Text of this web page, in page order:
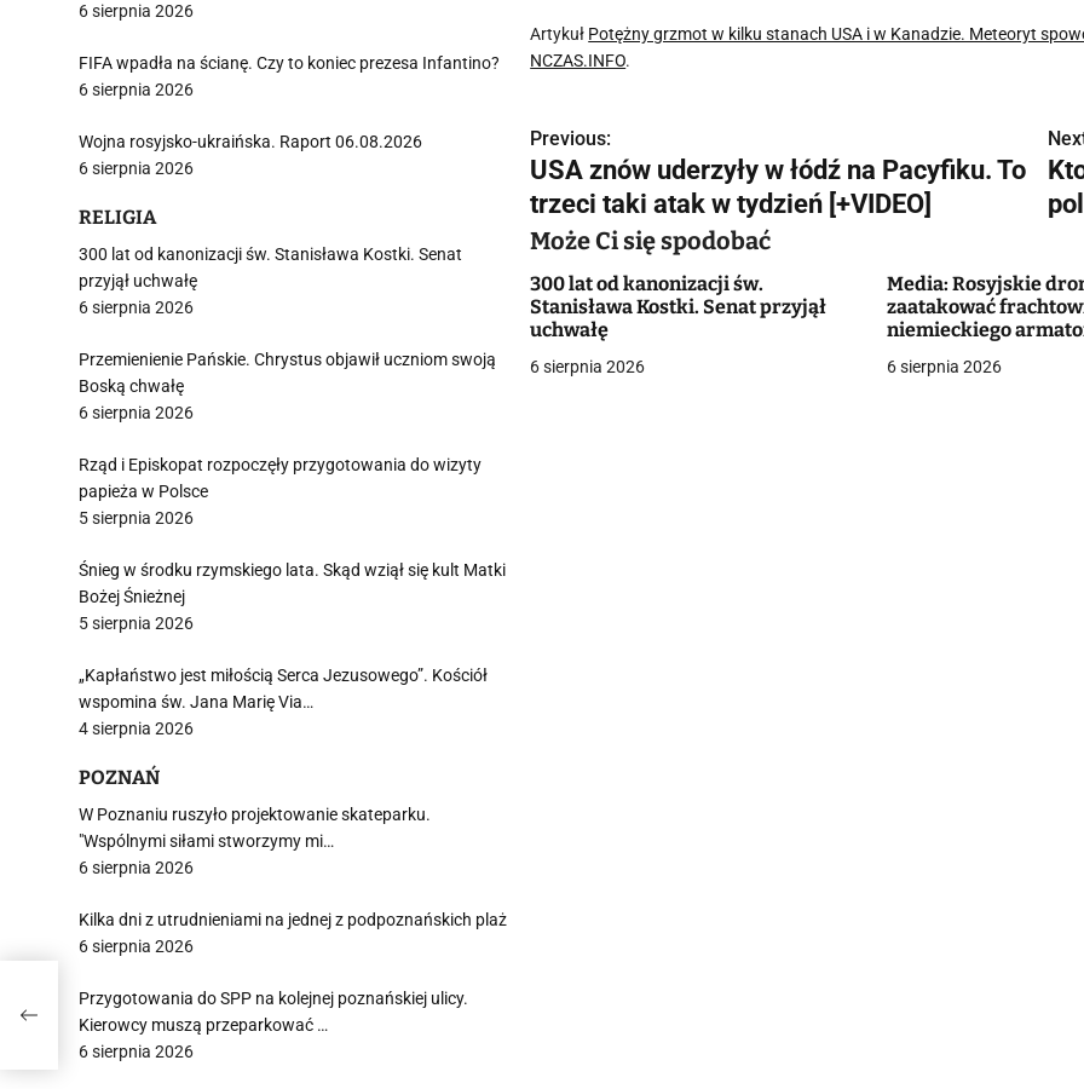
Artykuł Potężny grzmot w kilku stanach USA i w Kanadzie. Meteoryt
NCZAS.INFO.
N
a
w
i
g
a
Previous:
USA znów uderzyły w łódź na Pacyfiku. To
trzeci taki atak w tydzień [+VIDEO]
Może Ci się spodobać
300 lat od kanonizacji św.
Stanisława Kostki. Senat przyjął
uchwałę
6 sierpnia 2026
Media: Rosyjskie
zaatakować
niemieckiego
6 sierpnia 2026
6 sierpnia 2026
FIFA wpadła na ścianę. Czy to koniec prezesa Infantino?
6 sierpnia 2026
Wojna rosyjsko-ukraińska. Raport 06.08.2026
6 sierpnia 2026
RELIGIA
300 lat od kanonizacji św. Stanisława Kostki. Senat
przyjął uchwałę
6 sierpnia 2026
Przemienienie Pańskie. Chrystus objawił uczniom swoją
Boską chwałę
6 sierpnia 2026
Rząd i Episkopat rozpoczęły przygotowania do wizyty
papieża w Polsce
5 sierpnia 2026
Śnieg w środku rzymskiego lata. Skąd wziął się kult Matki
Bożej Śnieżnej
5 sierpnia 2026
„Kapłaństwo jest miłością Serca Jezusowego”. Kościół
wspomina św. Jana Marię Via…
4 sierpnia 2026
POZNAŃ
W Poznaniu ruszyło projektowanie skateparku.
"Wspólnymi siłami stworzymy mi…
6 sierpnia 2026
Kilka dni z utrudnieniami na jednej z podpoznańskich plaż
6 sierpnia 2026
Przygotowania do SPP na kolejnej poznańskiej ulicy.
Kierowcy muszą przeparkować …
6 sierpnia 2026